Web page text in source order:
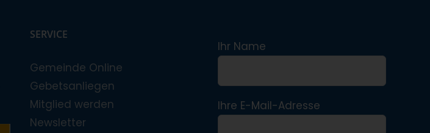
SERVICE
Gemeinde Online
Gebetsanliegen
Mitglied werden
Newsletter
Ihr Name
Ihre E-Mail-Adresse